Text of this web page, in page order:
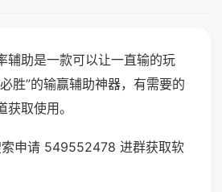
辅助是一款可以让一直输的玩
胜”的输赢辅助神器，有需要的
取使用。
申请 549552478 进群获取软